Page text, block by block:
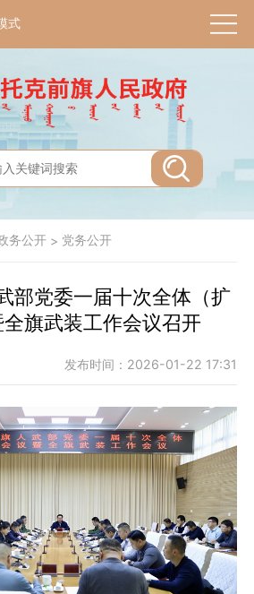
式
务公开 > 党务公开
部党委一届十次全体（扩
旗武装工作会议召开
发布时间：2026-01-22 17:31